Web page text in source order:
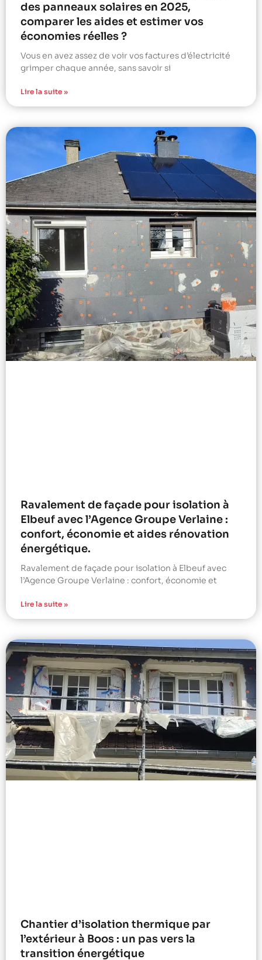
des panneaux solaires en 2025,
comparer les aides et estimer vos
économies réelles ?
Vous en avez assez de voir vos factures d’électricité
grimper chaque année, sans savoir si
Lire la suite »
Ravalement de façade pour isolation à
Elbeuf avec l’Agence Groupe Verlaine :
confort, économie et aides rénovation
énergétique.
Ravalement de façade pour isolation à Elbeuf avec
l’Agence Groupe Verlaine : confort, économie et
Lire la suite »
Chantier d’isolation thermique par
l’extérieur à Boos : un pas vers la
transition énergétique